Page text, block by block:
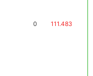
0 111.483